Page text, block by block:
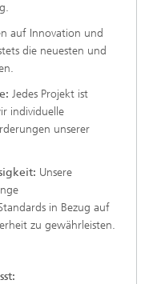
auf Innovation und
die neuesten und
Jedes Projekt ist
individuelle
unserer
Unsere
in Bezug auf
zu gewährleisten.